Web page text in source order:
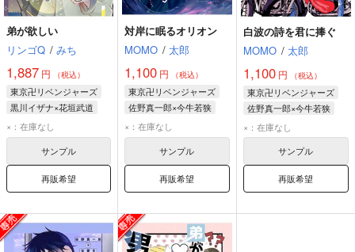
弟が欲しい
リンゴQ / みち
1,887 円 （税込）
東京卍リベンジャーズ
黒川イザナ×花垣武道
花垣武道
佐野真一郎
×：在庫なし
サンプル
再販希望
対岸に眠るオリオン
MOMO / 太郎
1,100 円 （税込）
東京卍リベンジャーズ
佐野真一郎×今牛若狭
佐野真一郎
×：在庫なし
サンプル
再販希望
白波の詩を君に捧ぐ
MOMO / 太郎
1,100円 （税込）
東京卍リベンジャーズ
佐野真一郎×今牛若狭
佐野真一郎
×：在庫なし
サンプル
再販希望